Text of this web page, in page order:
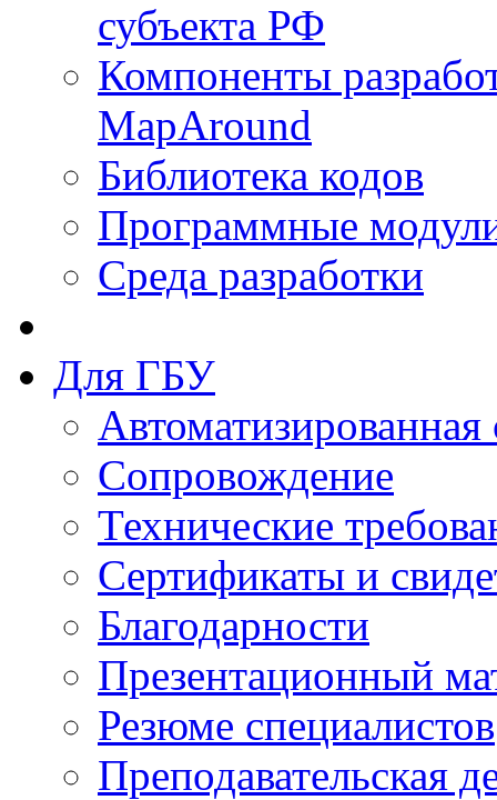
субъекта РФ
Компоненты
MapAround
Библиотека кодов
Программные
Среда разработки
Для ГБУ
Сопровождение
Технические
Сертификаты и
Благодарности
Презентационный
Резюме специалистов
Преподавательская